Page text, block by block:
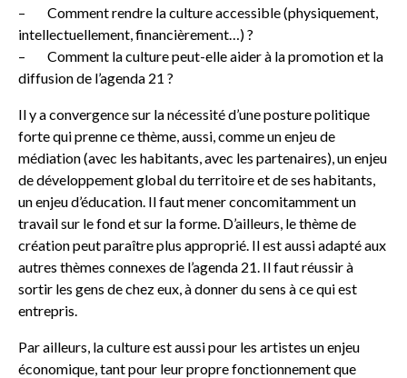
– Comment rendre la culture accessible (physiquement,
intellectuellement, financièrement…) ?
– Comment la culture peut-elle aider à la promotion et la
diffusion de l’agenda 21 ?
Il y a convergence sur la nécessité d’une posture politique
forte qui prenne ce thème, aussi, comme un enjeu de
médiation (avec les habitants, avec les partenaires), un enjeu
de développement global du territoire et de ses habitants,
un enjeu d’éducation. Il faut mener concomitamment un
travail sur le fond et sur la forme. D’ailleurs, le thème de
création peut paraître plus approprié. Il est aussi adapté aux
autres thèmes connexes de l’agenda 21. Il faut réussir à
sortir les gens de chez eux, à donner du sens à ce qui est
entrepris.
Par ailleurs, la culture est aussi pour les artistes un enjeu
économique, tant pour leur propre fonctionnement que